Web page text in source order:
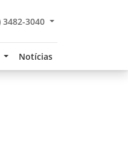
3482-3040
Notícias